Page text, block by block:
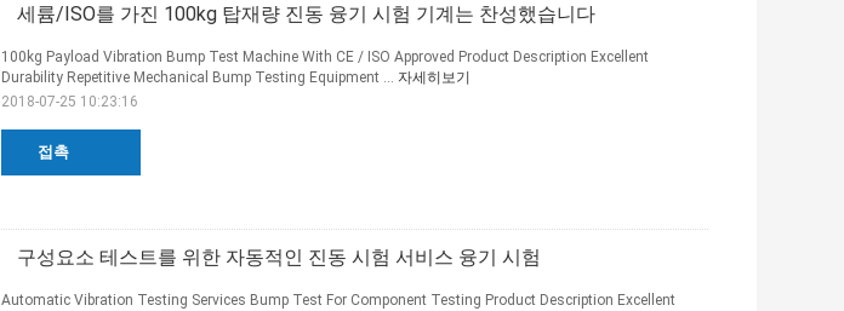
세륨/ISO를 가진 100kg 탑재량 진동 융기 시험 기계는 찬성했습니다
접촉
100kg Payload Vibration Bump Test Machine With CE / ISO Approved Product Description Excellent
Durability Repetitive Mechanical Bump Testing Equipment ... 자세히보기
2018-07-25 10:23:16
구성요소 테스트를 위한 자동적인 진동 시험 서비스 융기 시험
Automatic Vibration Testing Services Bump Test For Component Testing Product Description Excellent